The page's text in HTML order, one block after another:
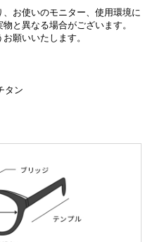
お使いのモニター、使用環境に
と異なる場合がございます。
願いいたします。
タン